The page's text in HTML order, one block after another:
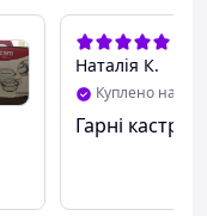
Наталія К.
Куплено на
Гарні